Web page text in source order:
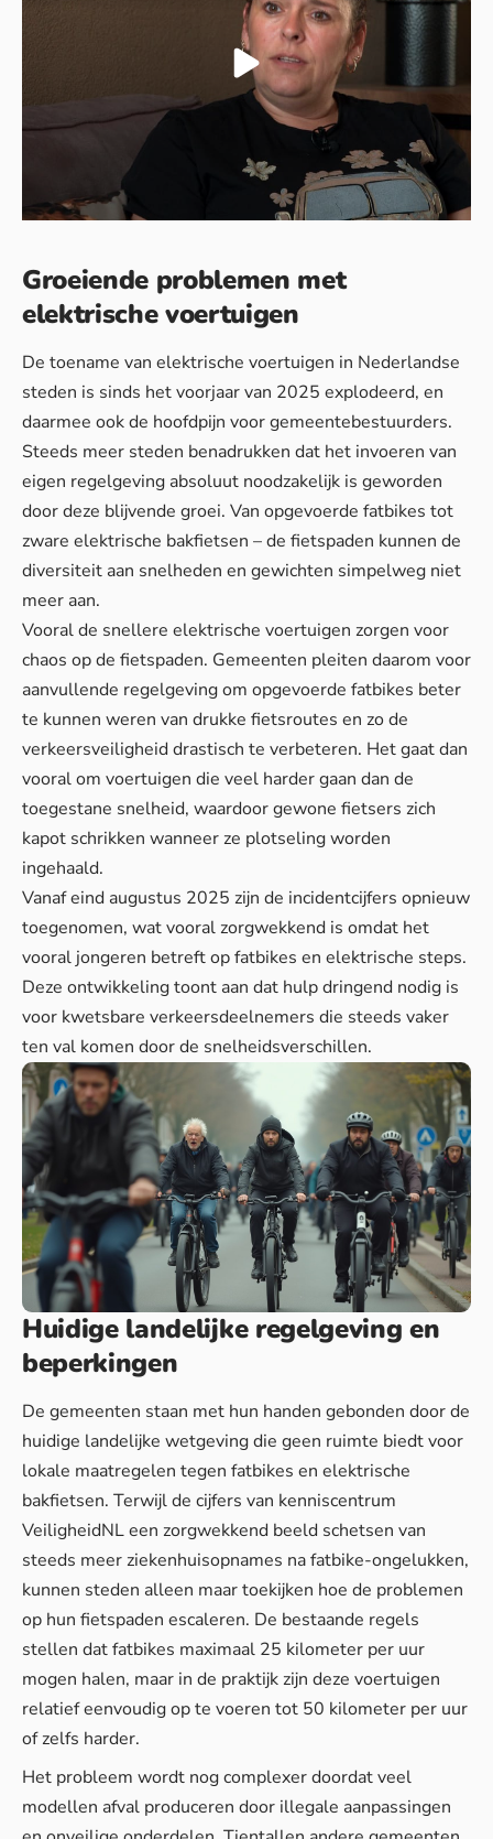
Groeiende problemen met
elektrische voertuigen
De toename van elektrische voertuigen in Nederlandse
steden is sinds het voorjaar van 2025 explodeerd, en
daarmee ook de hoofdpijn voor gemeentebestuurders.
Steeds meer steden benadrukken dat het invoeren van
eigen regelgeving absoluut noodzakelijk is geworden
door deze blijvende groei. Van opgevoerde fatbikes tot
zware elektrische bakfietsen – de fietspaden kunnen de
diversiteit aan snelheden en gewichten simpelweg niet
meer aan.
Vooral de snellere elektrische voertuigen zorgen voor
chaos op de fietspaden. Gemeenten pleiten daarom voor
aanvullende regelgeving om opgevoerde fatbikes beter
te kunnen weren van drukke fietsroutes en zo de
verkeersveiligheid drastisch te verbeteren. Het gaat dan
vooral om voertuigen die veel harder gaan dan de
toegestane snelheid, waardoorgewone fietsers zich
kapot schrikken wanneer ze plotseling worden
ingehaald.
Vanaf eind augustus 2025 zijn de incidentcijfers opnieuw
toegenomen, wat vooral zorgwekkend is omdat het
vooral jongeren betreft op fatbikes en elektrische steps.
Deze ontwikkeling toont aan dat hulp dringend nodig is
voor kwetsbare verkeersdeelnemers die steeds vaker
ten val komen door de snelheidsverschillen.
Huidige landelijke regelgeving en
beperkingen
De gemeenten staan met hun handen gebonden door de
huidige landelijke wetgeving die geen ruimte biedt voor
lokale maatregelen tegen fatbikes en elektrische
bakfietsen. Terwijl de cijfers van kenniscentrum
VeiligheidNL een zorgwekkend beeld schetsen van
steeds meer ziekenhuisopnames na fatbike-ongelukken,
kunnen steden alleen maar toekijken hoe de problemen
op hun fietspaden escaleren. De bestaande regels
stellen dat fatbikes maximaal 25 kilometer per uur
mogen halen, maar in de praktijk zijn deze voertuigen
relatief eenvoudig op te voeren tot 50 kilometer per uur
of zelfs harder.
Het probleem wordt nog complexer doordatveel
modellen afval produceren door illegale aanpassingen